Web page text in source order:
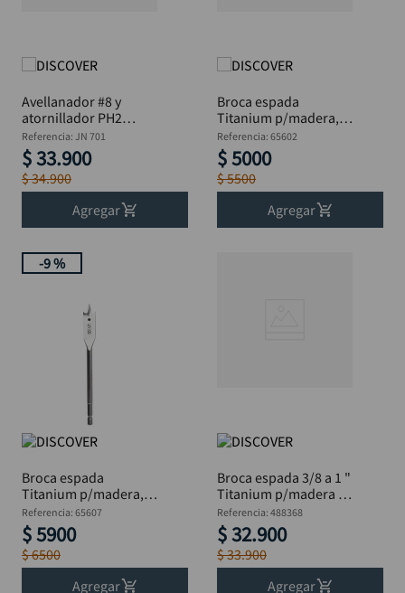
Avellanador #8 y
atornillador PH2
DISCOVER
Referencia: JN 701
$33.900
$34.900
Agregar
Broca espada
Titanium p/madera,
DISCOVER Blis 5/16"
Referencia: 65602
$5000
$5500
Agregar
-9 %
Broca espada
Titanium p/madera,
DISCOVER Blis 5/8 "
Referencia: 65607
$5900
$6500
Agregar
Broca espada 3/8 a 1 "
Titanium p/madera Jg
6 Pz
Referencia: 488368
$32.900
$33.900
Agregar